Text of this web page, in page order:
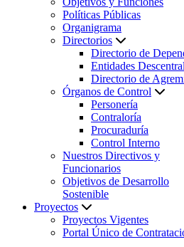
Políticas Públicas
Organigrama
Directorios
Directorio de
Entidades
Directorio de
Órganos de Control
Personería
Contraloría
Procuraduría
Control Interno
Nuestros Directivos y
Funcionarios
Objetivos de Desarrollo
Sostenible
Proyectos
Proyectos Vigentes
Portal Único de